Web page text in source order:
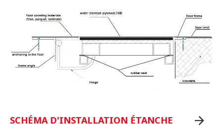
SCHÉMA D'INSTALLATION ÉTANCHE